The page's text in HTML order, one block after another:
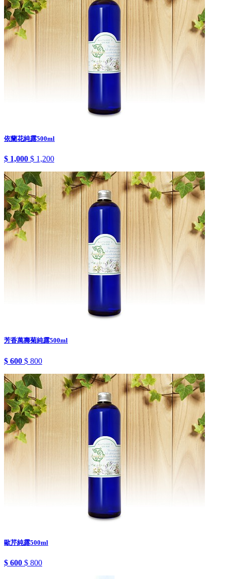
依蘭花純露500ml
$ 1,000 $ 1,200
芳香萬壽菊純露500ml
$ 600 $ 800
歐芹純露500ml
$ 600 $ 800